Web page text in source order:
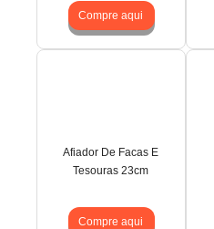
Compre aqui
Afiador De Facas E
Tesouras 23cm
Compre aqui